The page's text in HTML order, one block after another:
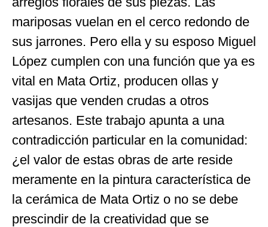
mariposas vuelan en el cerco redondo de
sus jarrones. Pero ella y su esposo Miguel
López cumplen con una función que ya es
vital en Mata Ortiz, producen ollas y
vasijas que venden crudas a otros
artesanos. Este trabajo apunta a una
contradicción particular en la comunidad:
¿el valor de estas obras de arte reside
meramente en la pintura característica de
la cerámica de Mata Ortiz o no se debe
prescindir de la creatividad que se